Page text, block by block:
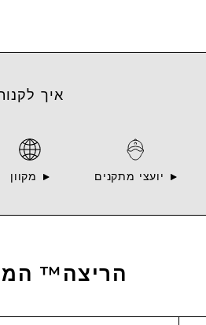
איך
מקוון יועצי מתקנים
הריצה™